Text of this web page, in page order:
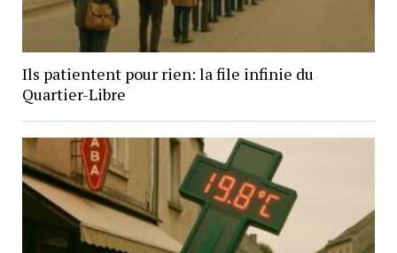
Ils patientent pour rien: la file infinie du
Quartier-Libre